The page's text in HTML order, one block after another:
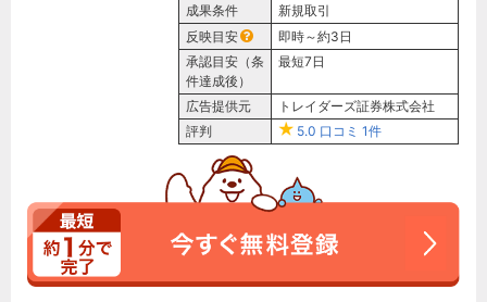
成果条件
新規取引
反映目安
即時～約3日
承認目安（条
件達成後）
最短7日
広告提供元
トレイダーズ証券株式会社
評判
5.0 口コミ 1件